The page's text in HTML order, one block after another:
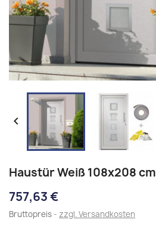

Haustür Weiß 108x208 cm
757,63 €
Bruttopreis zzgl. Versandkosten